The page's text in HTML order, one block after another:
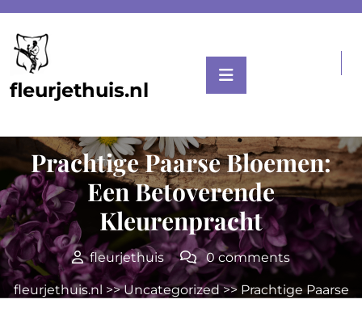
content
fleurjethuis.nl
Prachtige Paarse Bloemen:
Een Betoverende
Kleurenpracht
fleurjethuis 0 comments
fleurjethuis.nl >>Uncategorized>> Prachtige Paarse